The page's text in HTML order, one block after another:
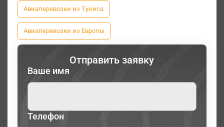
Авиаперевозки из Туниса
Авиаперевозки из Европы
Отправить заявку
Ваше имя
Телефон